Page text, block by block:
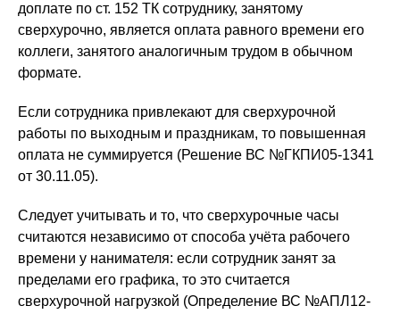
доплате по ст. 152 ТК сотруднику, занятому
сверхурочно, является оплата равного времени его
коллеги, занятого аналогичным трудом в обычном
формате.
Если сотрудника привлекают для сверхурочной
работы по выходным и праздникам, то повышенная
оплата не суммируется (Решение ВС №ГКПИ05-1341
от 30.11.05).
Следует учитывать и то, что сверхурочные часы
считаются независимо от способа учёта рабочего
времени у нанимателя: если сотрудник занят за
пределами его графика, то это считается
сверхурочной нагрузкой (Определение ВС №АПЛ12-